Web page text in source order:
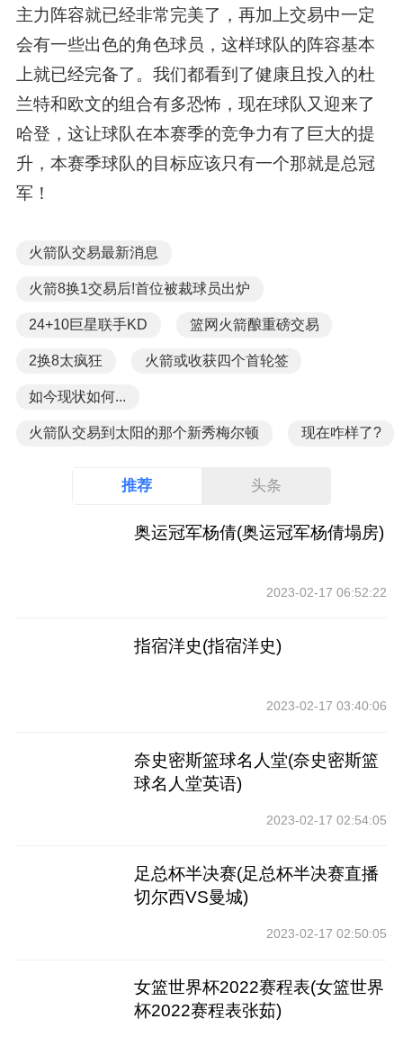
主力阵容就已经非常完美了，再加上交易中一定
会有一些出色的角色球员，这样球队的阵容基本
上就已经完备了。我们都看到了健康且投入的杜
兰特和欧文的组合有多恐怖，现在球队又迎来了
哈登，这让球队在本赛季的竞争力有了巨大的提
升，本赛季球队的目标应该只有一个那就是总冠
军！
火箭队交易最新消息
火箭8换1交易后!首位被裁球员出炉
24+10巨星联手KD 篮网火箭酿重磅交易
2换8太疯狂 火箭或收获四个首轮签
如今现状如何...
火箭队交易到太阳的那个新秀梅尔顿 现在咋样了?
推荐 头条
奥运冠军杨倩(奥运冠军杨倩塌房)
2023-02-17 06:52:22
指宿洋史(指宿洋史)
2023-02-17 03:40:06
奈史密斯篮球名人堂(奈史密斯篮
球名人堂英语)
2023-02-17 02:54:05
足总杯半决赛(足总杯半决赛直播
切尔西VS曼城)
2023-02-17 02:50:05
女篮世界杯2022赛程表(女篮世界
杯2022赛程表张茹)